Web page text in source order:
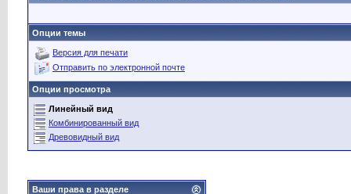
Опции темы
Версия для печати
Отправить по электронной почте
Опции просмотра
Линейный вид
Комбинированный вид
Древовидный вид
Ваши права в разделе